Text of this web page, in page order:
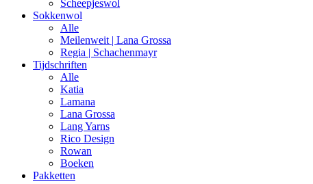
Scheepjeswol
Sokkenwol
Alle
Meilenweit | Lana Grossa
Regia | Schachenmayr
Tijdschriften
Alle
Katia
Lamana
Lana Grossa
Lang Yarns
Rico Design
Rowan
Boeken
Pakketten